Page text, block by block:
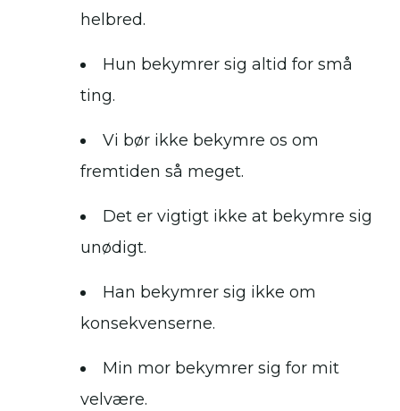
helbred.
Hun bekymrer sig altid for små
ting.
Vi bør ikke bekymre os om
fremtiden så meget.
Det er vigtigt ikke at bekymre sig
unødigt.
Han bekymrer sig ikke om
konsekvenserne.
Min mor bekymrer sig for mit
velvære.